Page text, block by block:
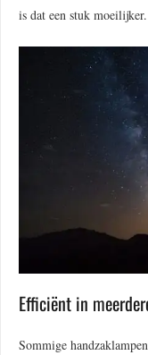
is dat een stuk moeilijker.
Efficiënt in
Sommige